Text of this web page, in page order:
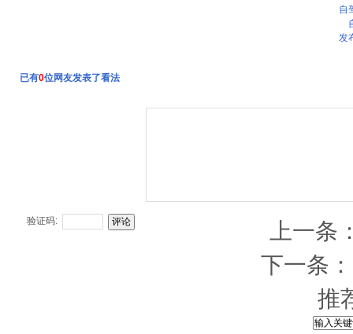
自
发
已有0位网友发表了看法
验证码:
上一条
下一条：
推